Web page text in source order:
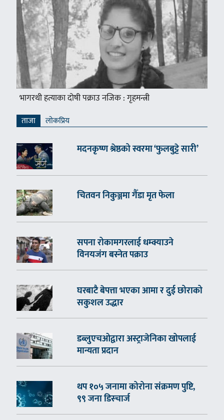
भागरथी हत्याका दोषी पक्राउ नजिक : गृहमन्त्री
ताजा लाेकप्रिय
मदनकृष्ण श्रेष्ठको स्वरमा ‘फुलबुट्टे सारी’
चितवन निकुञ्जमा गैँडा मृत फेला
सपना रोकामगरलाई धम्क्याउने
विनयजंग बस्नेत पक्राउ
घरबाटै बेपत्ता भएका आमा र दुई छोराको
सकुशल उद्धार
डब्लुएचओद्वारा अस्ट्राजेनिका खोपलाई
मान्यता प्रदान
थप १०५ जनामा कोरोना संक्रमण पुष्टि,
९९ जना डिस्चार्ज